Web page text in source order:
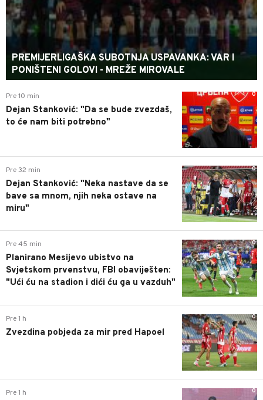
PREMIJERLIGAŠKA SUBOTNJA USPAVANKA: VAR I
PONIŠTENI GOLOVI - MREŽE MIROVALE
0
Pre 10 min
Dejan Stanković: "Da se bude zvezdaš,
to će nam biti potrebno"
0
Pre 32 min
Dejan Stanković: "Neka nastave da se
bave sa mnom, njih neka ostave na
miru"
0
Pre 45 min
Planirano Mesijevo ubistvo na
Svjetskom prvenstvu, FBI obaviješten:
"Ući ću na stadion i dići ću ga u vazduh"
0
Pre 1 h
Zvezdina pobjeda za mir pred Hapoel
0
Pre 1 h